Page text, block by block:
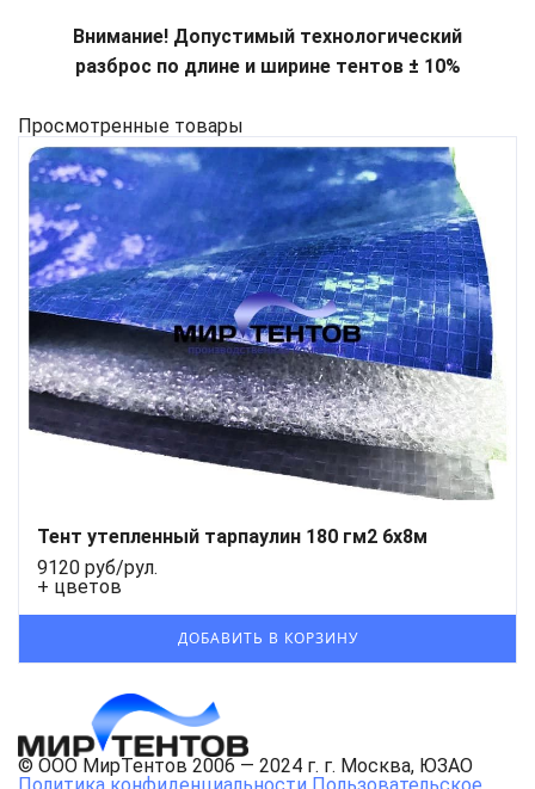
Внимание! Допустимый технологический
разброс по длине и ширине тентов ± 10%
Просмотренные товары
Тент утепленный тарпаулин 180 гм2 6х8м
9120 руб/рул.
+ цветов
© ООО МирТентов 2006 — 2024 г. г. Москва, ЮЗАО